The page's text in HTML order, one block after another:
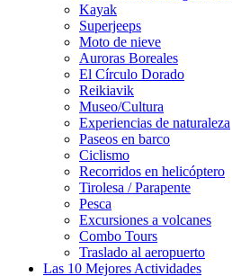
Kayak
Superjeeps
Moto de nieve
Auroras Boreales
El Círculo Dorado
Reikiavik
Museo/Cultura
Experiencias de naturaleza
Paseos en barco
Ciclismo
Recorridos en helicóptero
Tirolesa / Parapente
Pesca
Excursiones a volcanes
Combo Tours
Traslado al aeropuerto
Las 10 Mejores Actividades